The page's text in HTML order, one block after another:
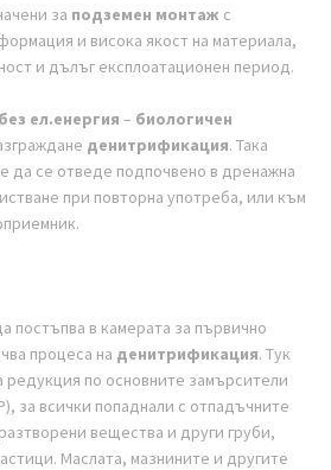
за подземен монтаж с
и висока якост на материала,
и дълъг експлоатационен период.
без ел.енергия – биологичен
денитрификация. Така
да се отведе подпочвено в дренажна
при повторна употреба, или към
постъпва в камерата за първично
процеса на денитрификация. Тук
редукция по основните замърсители
за всички попаднали с отпадъчните
вещества и други груби,
Маслата, мазнините и другите